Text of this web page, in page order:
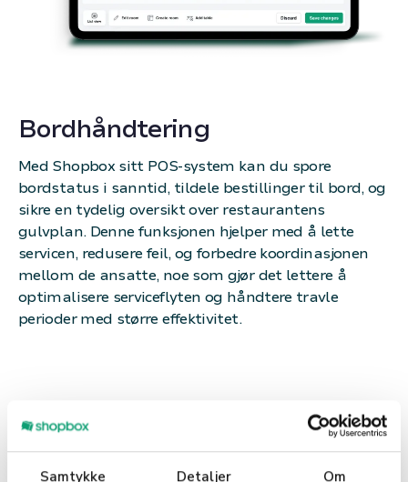
Samtykke Detaljer Om
Bordhåndtering
Med Shopbox sitt POS-system kan du spore
bordstatus i sanntid, tildele bestillinger til bord, og
sikre en tydelig oversikt over restaurantens
gulvplan. Denne funksjonen hjelper med å lette
servicen, redusere feil, og forbedre koordinasjonen
mellom de ansatte, noe som gjør det lettere å
optimalisere serviceflyten og håndtere travle
perioder med større effektivitet.